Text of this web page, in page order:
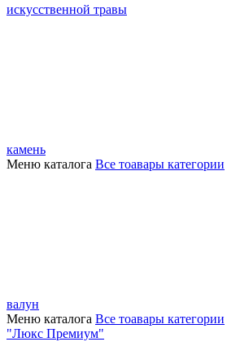
искусственной травы
камень
Меню каталога Все тоавары категории
валун
Меню каталога Все тоавары категории
"Люкс Премиум"